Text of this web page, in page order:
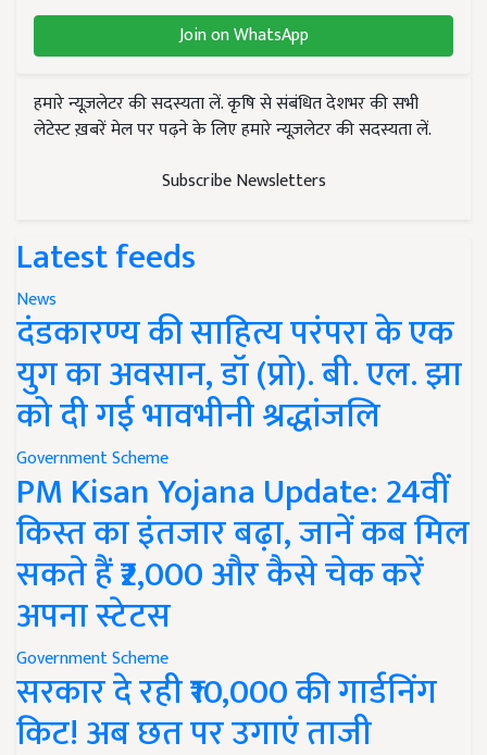
Join on WhatsApp
हमारे न्यूज़लेटर की सदस्यता लें. कृषि से संबंधित देशभर की सभी
लेटेस्ट ख़बरें मेल पर पढ़ने के लिए हमारे न्यूज़लेटर की सदस्यता लें.
Subscribe Newsletters
Latest feeds
News
दंडकारण्य की साहित्य परंपरा के एक
युग का अवसान, डॉ (प्रो). बी. एल. झा
को दी गई भावभीनी श्रद्धांजलि
Government Scheme
PM Kisan Yojana Update: 24वीं
किस्त का इंतजार बढ़ा, जानें कब मिल
सकते हैं ₹2,000 और कैसे चेक करें
अपना स्टेटस
Government Scheme
सरकार दे रही ₹10,000 की गार्डनिंग
किट! अब छत पर उगाएं ताजी